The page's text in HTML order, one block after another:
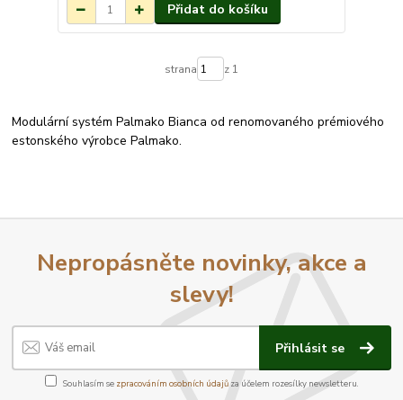
Přidat do košíku
strana z 1
Modulární systém Palmako Bianca od renomovaného prémiového
estonského výrobce Palmako.
Nepropásněte novinky, akce a
slevy!
Přihlásit se
Souhlasím se zpracováním osobních údajůza účelem rozesílky newsletteru.